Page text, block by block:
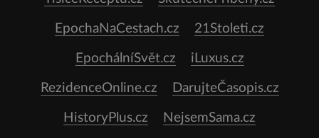
EpochaNaCestach.cz 21Stoleti.cz
EpochálníSvět.cz iLuxus.cz
RezidenceOnline.cz DarujteČasopis.cz
HistoryPlus.cz NejsemSama.cz